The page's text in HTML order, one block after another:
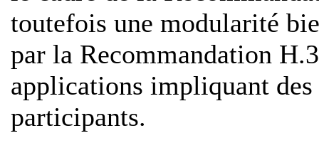
toutefois une modularité
par la Recommandation
applications impliquant
participants.